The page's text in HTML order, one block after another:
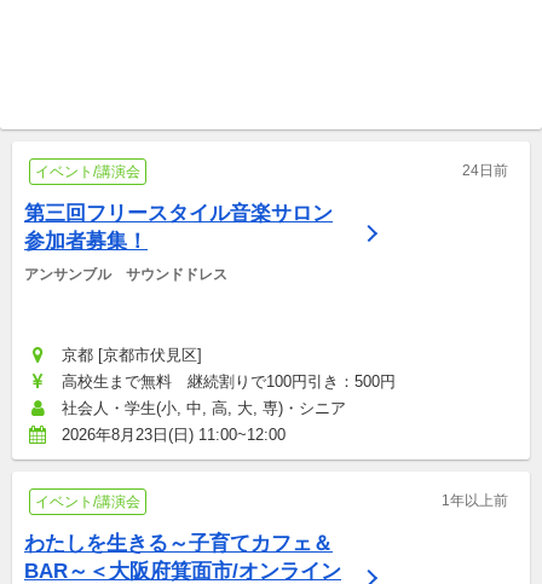
イベント/講演会 24日前
第三回フリースタイル音楽サロン
参加者募集！
アンサンブル　サウンドドレス
京都 [京都市伏見区]
高校生まで無料　継続割りで100円引き：500円
社会人・学生(小, 中, 高, 大, 専)・シニア
2026年8月23日(日) 11:00~12:00
イベント/講演会 1年以上前
わたしを生きる～子育てカフェ＆
BAR～＜大阪府箕面市/オンライン